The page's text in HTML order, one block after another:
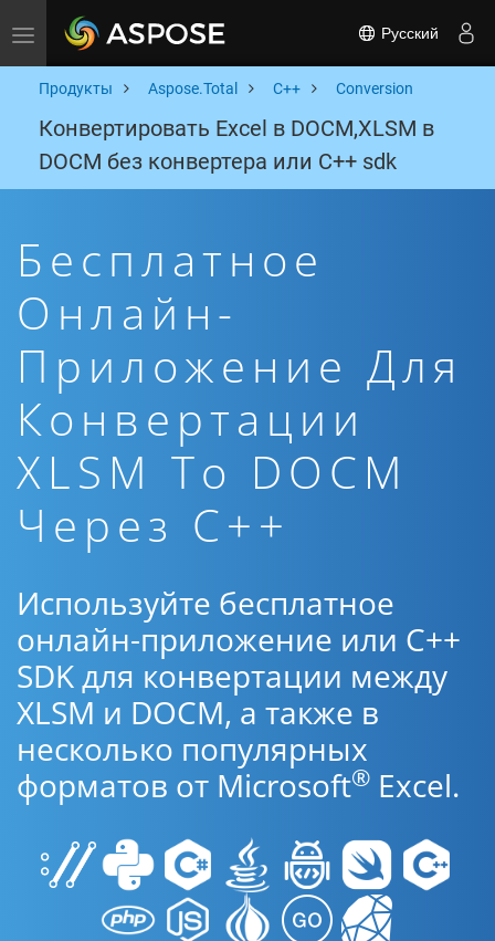
Toggle navigation Русский
Продукты Aspose.Total C++ Conversion
Конвертировать Excel в DOCM,XLSM в
DOCM без конвертера или C++ sdk
Бесплатное
Онлайн-
Приложение Для
Конвертации
XLSM To DOCM
Через C++
Используйте бесплатное
онлайн-приложение или C++
SDK для конвертации между
XLSM и DOCM, а также в
несколько популярных
форматов от Microsoft® Excel.